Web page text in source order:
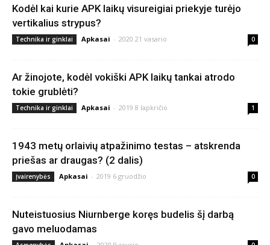
Kodėl kai kurie APK laikų visureigiai priekyje turėjo
vertikalius strypus?
Technika ir ginklai Apkasai - 2020 21 vasario 0
Ar žinojote, kodėl vokiški APK laikų tankai atrodo
tokie grublėti?
Technika ir ginklai Apkasai - 2019 8 lapkričio 1
1943 metų orlaivių atpažinimo testas – atskrenda
priešas ar draugas? (2 dalis)
Įvairenybės Apkasai - 2019 6 gruodžio 0
Nuteistuosius Niurnberge koręs budelis šį darbą
gavo meluodamas